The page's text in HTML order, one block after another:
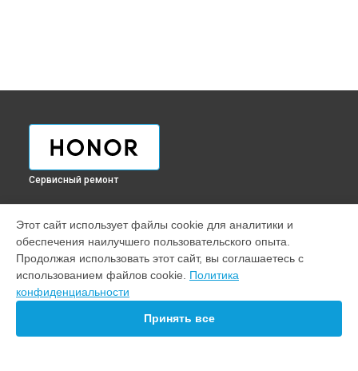
Сервисный ремонт
Ноутбук
Телефон
Смарт-часы
Наушники
Этот сайт использует файлы cookie для аналитики и
обеспечения наилучшего пользовательского опыта.
Продолжая использовать этот сайт, вы соглашаетесь с
использованием файлов cookie. Политика
конфиденциальности
Принять все